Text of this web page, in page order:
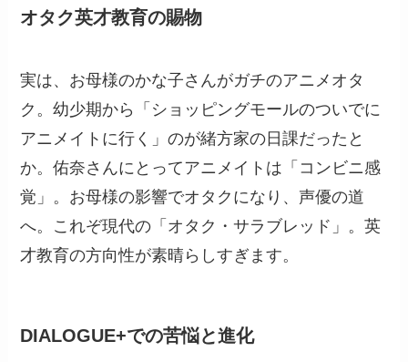
オタク英才教育の賜物
実は、お母様のかな子さんがガチのアニメオタ
ク。幼少期から「ショッピングモールのついでに
アニメイトに行く」のが緒方家の日課だったと
か。佑奈さんにとってアニメイトは「コンビニ感
覚」。お母様の影響でオタクになり、声優の道
へ。これぞ現代の「オタク・サラブレッド」。英
才教育の方向性が素晴らしすぎます。
DIALOGUE+での苦悩と進化